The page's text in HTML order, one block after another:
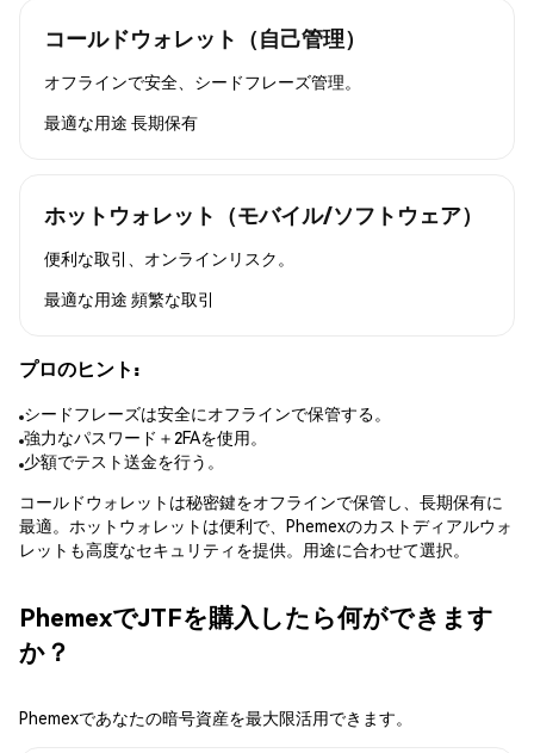
コールドウォレット（自己管理）
オフラインで安全、シードフレーズ管理。
最適な用途 長期保有
ホットウォレット（モバイル/ソフトウェア）
便利な取引、オンラインリスク。
最適な用途 頻繁な取引
プロのヒント:
シードフレーズは安全にオフラインで保管する。
強力なパスワード＋2FAを使用。
少額でテスト送金を行う。
コールドウォレットは秘密鍵をオフラインで保管し、長期保有に
最適。ホットウォレットは便利で、Phemexのカストディアルウォ
レットも高度なセキュリティを提供。用途に合わせて選択。
PhemexでJTFを購入したら何ができます
か？
Phemexであなたの暗号資産を最大限活用できます。